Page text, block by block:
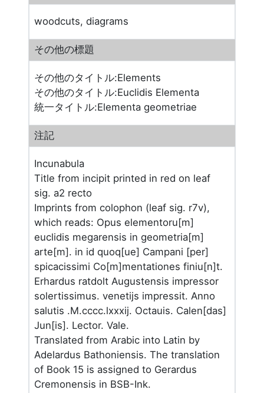
woodcuts, diagrams
その他の標題
その他のタイトル:Elements
その他のタイトル:Euclidis Elementa
統一タイトル:Elementa geometriae
注記
Incunabula
Title from incipit printed in red on leaf
sig. a2 recto
Imprints from colophon (leaf sig. r7v),
which reads: Opus elementoru[m]
euclidis megarensis in geometria[m]
arte[m]. in id quoq[ue] Campani [per]
spicacissimi Co[m]mentationes finiu[n]t.
Erhardus ratdolt Augustensis impressor
solertissimus. venetijs impressit. Anno
salutis .M.cccc.lxxxij. Octauis. Calen[das]
Jun[is]. Lector. Vale.
Translated from Arabic into Latin by
Adelardus Bathoniensis. The translation
of Book 15 is assigned to Gerardus
Cremonensis in BSB-Ink.